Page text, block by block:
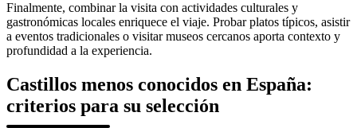
Finalmente, combinar la visita con actividades culturales y
gastronómicas locales enriquece el viaje. Probar platos típicos, asistir
a eventos tradicionales o visitar museos cercanos aporta contexto y
profundidad a la experiencia.
Castillos menos conocidos en España:
criterios para su selección